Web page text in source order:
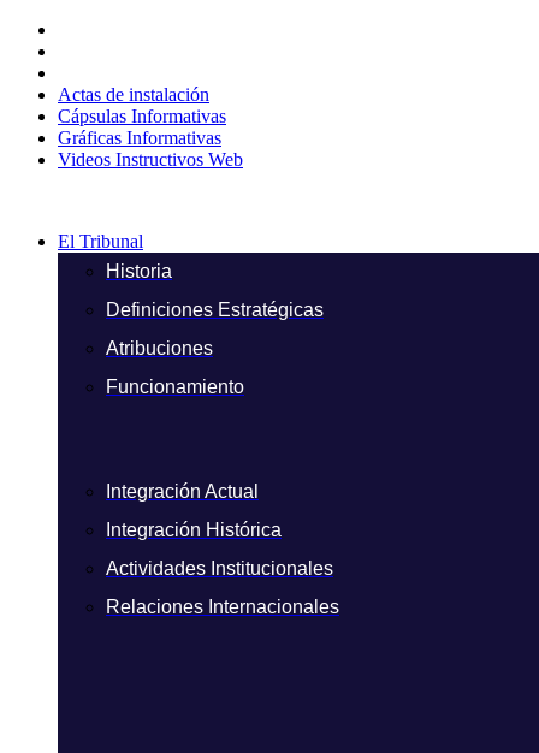
contenido
Actas de instalación
Cápsulas Informativas
Gráficas Informativas
Videos Instructivos Web
El Tribunal
Historia
Definiciones Estratégicas
Atribuciones
Funcionamiento
Integración Actual
Integración Histórica
Actividades Institucionales
Relaciones Internacionales